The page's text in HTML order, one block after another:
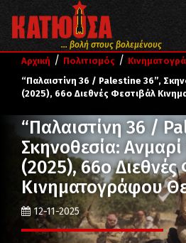
... βολή στους βολεμένους
Αρχική / Πολιτισμός /
“Παλαιστίνη 36 / Palestine 36”,
(2025), 66ο Διεθνές Φεστιβάλ
“Παλαιστίνη 36 /
Σκηνοθεσία: Ανμαρί
(2025), 66ο Διεθνές
Κινηματογράφου
12-11-2025